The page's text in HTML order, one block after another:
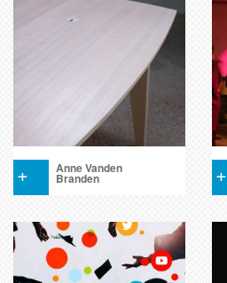
+ Anne Vanden
Branden +